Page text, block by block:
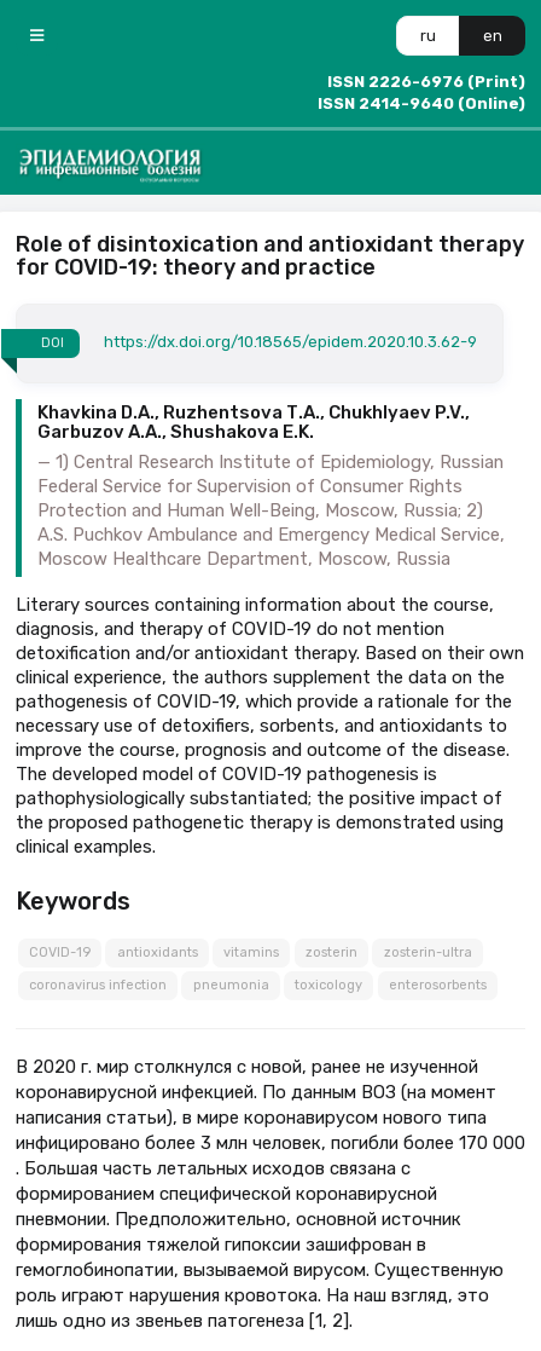
ru en
ISSN 2226-6976 (Print)
ISSN 2414-9640 (Online)
Role of disintoxication and antioxidant therapy
for COVID-19: theory and practice
DOI https://dx.doi.org/10.18565/epidem.2020.10.3.62-9
Khavkina D.A., Ruzhentsova Т.А., Chukhlyaev P.V.,
Garbuzov А.А., Shushakova E.K.
1) Central Research Institute of Epidemiology, Russian
Federal Service for Supervision of Consumer Rights
Protection and Human Well-Being, Moscow, Russia; 2)
A.S. Puchkov Ambulance and Emergency Medical Service,
Moscow Healthcare Department, Moscow, Russia
Literary sources containing information about the course,
diagnosis, and therapy of COVID-19 do not mention
detoxification and/or antioxidant therapy. Based on their own
clinical experience, the authors supplement the data on the
pathogenesis of COVID-19, which provide a rationale for the
necessary use of detoxifiers, sorbents, and antioxidants to
improve the course, prognosis and outcome of the disease.
The developed model of COVID-19 pathogenesis is
pathophysiologically substantiated; the positive impact of
the proposed pathogenetic therapy is demonstrated using
clinical examples.
Keywords
COVID-19 antioxidants vitamins zosterin zosterin-ultra
coronavirus infection pneumonia toxicology enterosorbents
В 2020 г. мир столкнулся с новой, ранее не изученной
коронавирусной инфекцией. По данным ВОЗ (на момент
написания статьи), в мире коронавирусом нового типа
инфицировано более 3 млн человек, погибли более 170 000
. Большая часть летальных исходов связана с
формированием специфической коронавирусной
пневмонии. Предположительно, основной источник
формирования тяжелой гипоксии зашифрован в
гемоглобинопатии, вызываемой вирусом. Существенную
роль играют нарушения кровотока. На наш взгляд, это
лишь одно из звеньев патогенеза [1, 2].